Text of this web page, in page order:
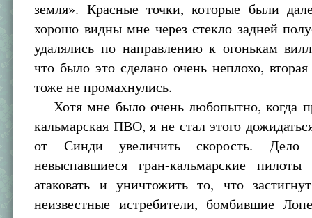
земля». Красные точки, которые были
хорошо видны мне через стекло задней
удалялись по направлению к огонькам
что было это сделано очень неплохо,
тоже не промахнулись.
Хотя мне было очень любопытно, когда
кальмарская ПВО, я не стал этого
от Синди увеличить скорость.
невыспавшиеся гран-кальмарские
атаковать и уничтожить то, что
неизвестные истребители, бомбившие